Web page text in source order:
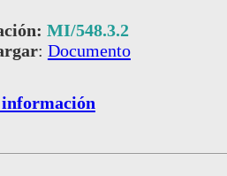
MI/548.3.2
: Documento